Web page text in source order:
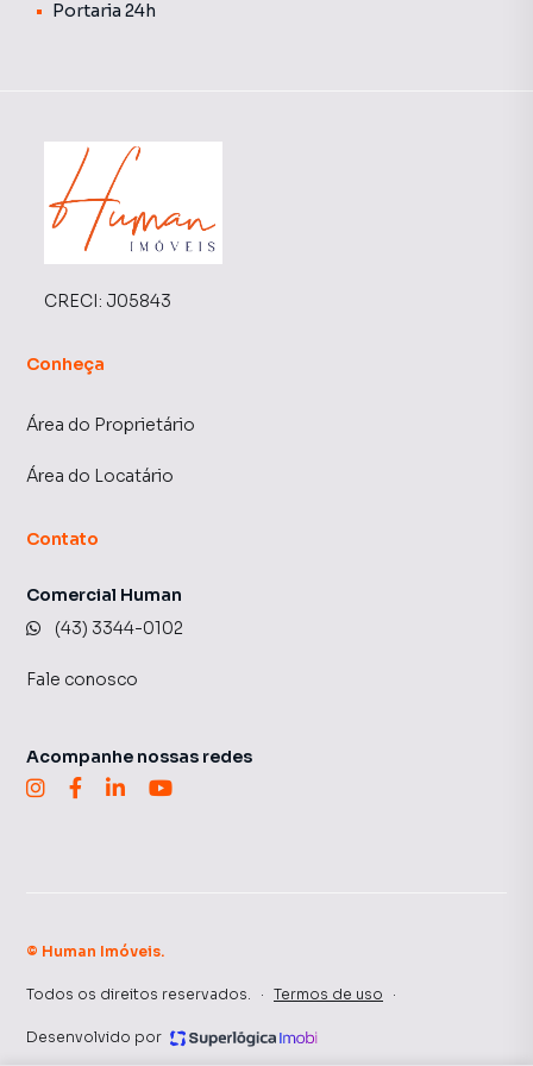
Portaria 24h
CRECI: J05843
Conheça
Área do Proprietário
Área do Locatário
Contato
Comercial Human
(43) 3344-0102
Fale conosco
Acompanhe nossas redes
© Human Imóveis.
Todos os direitos reservados. · Termos de uso ·
Desenvolvido por